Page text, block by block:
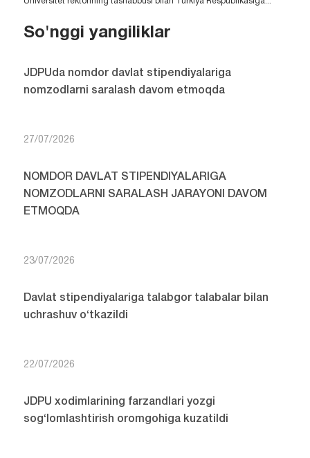
So'nggi yangiliklar
JDPUda nomdor davlat stipendiyalariga
nomzodlarni saralash davom etmoqda
27/07/2026
NOMDOR DAVLAT STIPENDIYALARIGA
NOMZODLARNI SARALASH JARAYONI DAVOM
ETMOQDA
23/07/2026
Davlat stipendiyalariga talabgor talabalar bilan
uchrashuv o‘tkazildi
22/07/2026
JDPU xodimlarining farzandlari yozgi
sog‘lomlashtirish oromgohiga kuzatildi